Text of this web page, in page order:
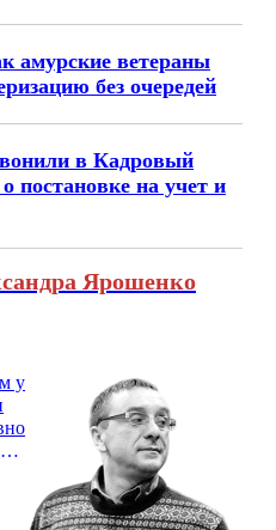
амурские ветераны
без очередей
в Кадровый
постановке на учет и
Ярошенко
у